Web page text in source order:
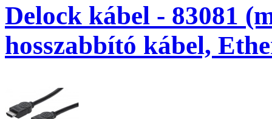
Delock kábel - 83081
hosszabbító kábel,